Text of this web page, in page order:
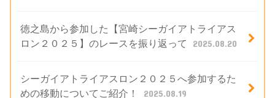
徳之島から参加した【宮崎シーガイアトライアス
ロン２０２５】のレースを振り返って
2025.08.20
シーガイアトライアスロン２０２５へ参加するた
めの移動についてご紹介！
2025.08.19